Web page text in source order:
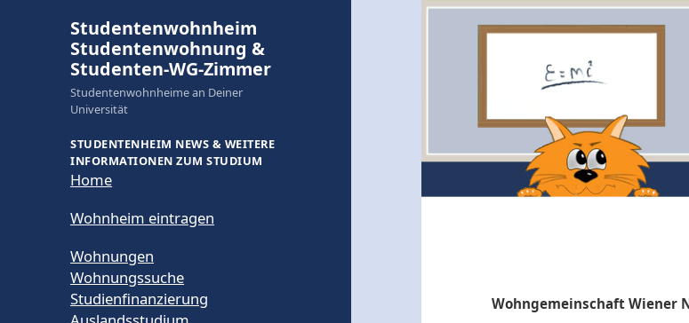
Studentenwohnheim
Studentenwohnung &
Studenten-WG-Zimmer
Studentenwohnheime an Deiner
Universität
STUDENTENHEIM NEWS & WEITERE
INFORMATIONEN ZUM STUDIUM
Home
Wohnheim eintragen
Wohnungen
Wohnungssuche
Studienfinanzierung
Wohngemeinschaft Wiener